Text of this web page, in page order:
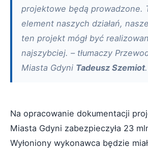
projektowe będą prowadzone.
element naszych działań,
ten projekt mógł być
najszybciej. – tłumaczy
Miasta Gdyni Tadeusz Szemiot.
Na opracowanie dokumentacji
Miasta Gdyni zabezpieczyła 23
Wyłoniony wykonawca będzie